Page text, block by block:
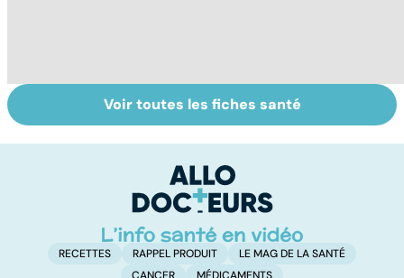
Tout savoir sur
les infections
Covid-19 : tout
savoir sur la
Voir toutes les fiches santé
RECETTES RAPPEL PRODUIT
LE MAG DE LA SANTÉ